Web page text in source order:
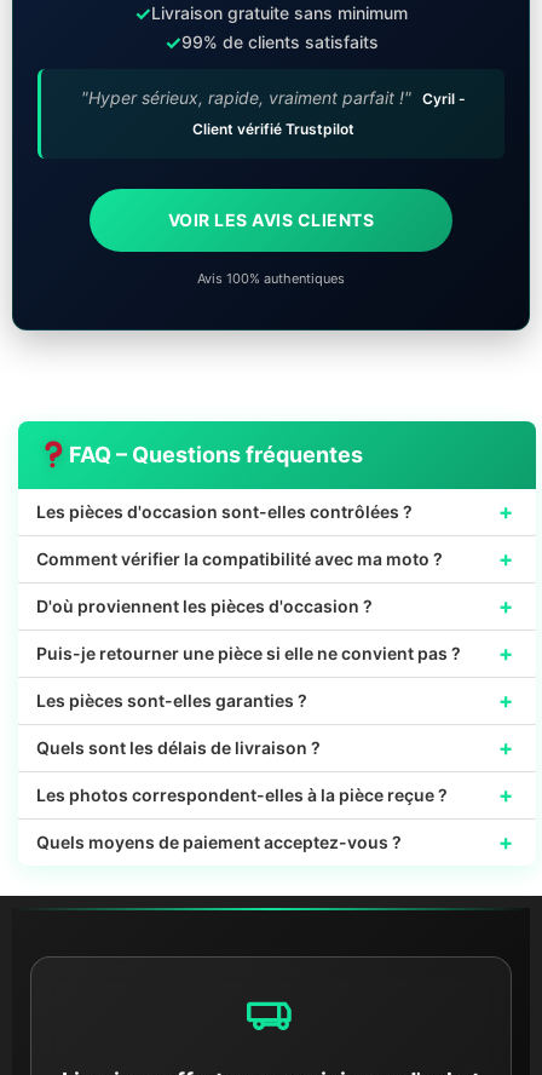
✓Livraison gratuite sans minimum
✓99% de clients satisfaits
"Hyper sérieux, rapide, vraiment parfait !" Cyril -
Client vérifié Trustpilot
VOIR LES AVIS CLIENTS
Avis 100% authentiques
FAQ – Questions fréquentes
Les pièces d'occasion sont-elles contrôlées ? +
Comment vérifier la compatibilité avec ma moto ? +
D'où proviennent les pièces d'occasion ? +
Puis-je retourner une pièce si elle ne convient pas ? +
Les pièces sont-elles garanties ? +
Quels sont les délais de livraison ? +
Les photos correspondent-elles à la pièce reçue ? +
Quels moyens de paiement acceptez-vous ? +